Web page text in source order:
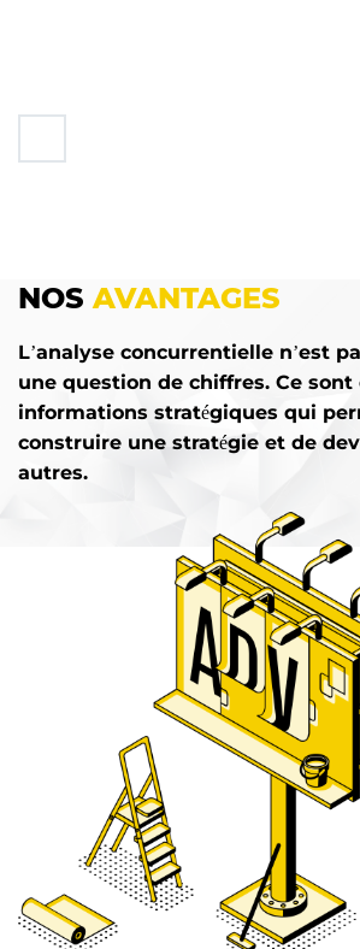
NOSAVANTAGES
L’analyse concurrentielle n’est
une question de chiffres. Ce sont
informations stratégiques qui
construire une stratégie et de
autres.